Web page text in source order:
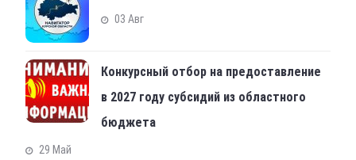
03 Авг
Конкурсный отбор на предоставление
в 2027 году субсидий из областного
бюджета
29 Май